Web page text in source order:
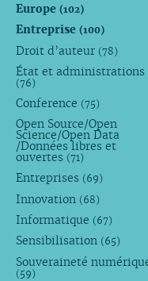
Europe (102)
Entreprise (100)
Droit d’auteur (78)
État et administrations
(76)
Conference (75)
Open Source/Open
Science/Open Data
/Données libres et
ouvertes (71)
Entreprises (69)
Innovation (68)
Informatique (67)
Sensibilisation (65)
Souveraineté
(59)